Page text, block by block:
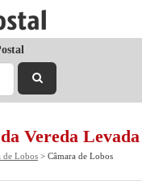
Vereda
de Lobos > Câmara de Lobos